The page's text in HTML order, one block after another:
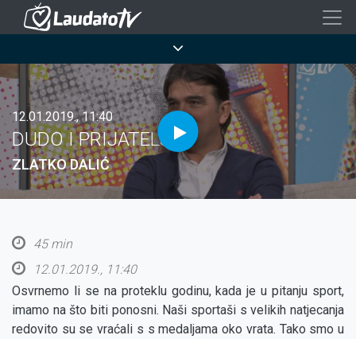
Skoči
sadržaj
12.01.2019., 11:40
DUDO I PRIJATELJI
ZLATKO DALIĆ
45 min
12.01.2019., 11:40
Osvrnemo li se na proteklu godinu, kada je u pitanju sport,
imamo na što biti ponosni. Naši sportaši s velikih natjecanja
redovito su se vraćali s s medaljama oko vrata. Tako smo u